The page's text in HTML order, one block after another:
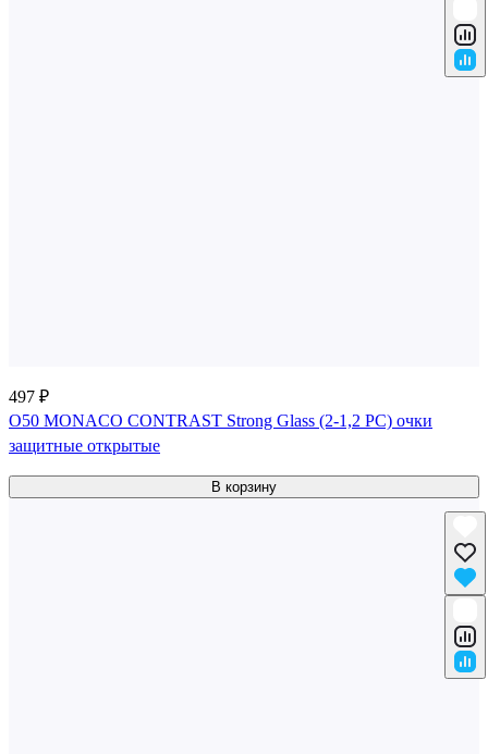
497 ₽
О50 MONACO CONTRAST Strong Glass (2-1,2 PC) очки
защитные открытые
В корзину